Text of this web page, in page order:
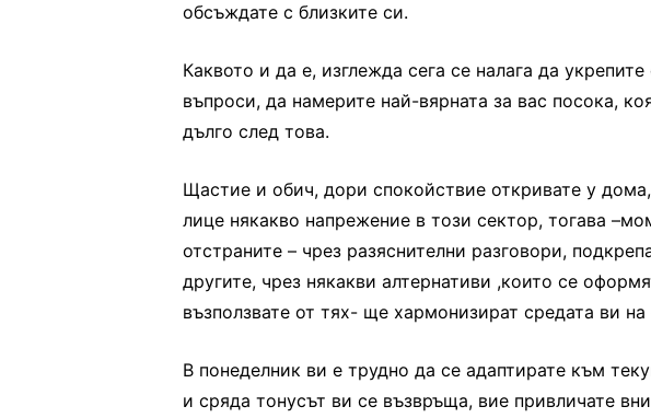
обсъждате с близките си.
Каквото и да е, изглежда сега се налага да
въпроси, да намерите най-вярната за вас посока,
дълго след това.
Щастие и обич, дори спокойствие откривате у
лице някакво напрежение в този сектор, тогава
отстраните – чрез разяснителни разговори,
другите, чрез някакви алтернативи ,които се
възползвате от тях- ще хармонизират средата ви
В понеделник ви е трудно да се адаптирате към
и сряда тонусът ви се възвръща, вие привличате